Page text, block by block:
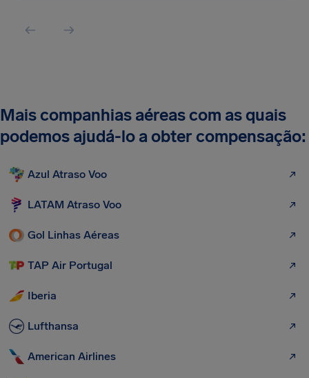
Mais companhias aéreas com as quais
podemos ajudá-lo a obter compensação:
Azul Atraso Voo
LATAM Atraso Voo
Gol Linhas Aéreas
TAP Air Portugal
Iberia
Lufthansa
American Airlines